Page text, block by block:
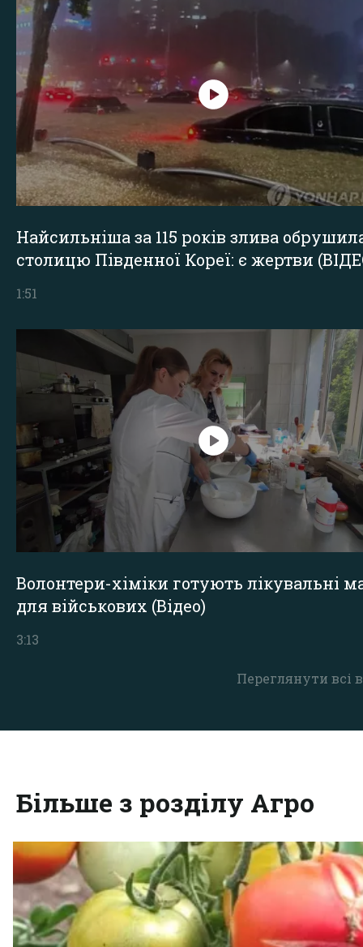
Переглянути всі
Найсильніша за 115 років злива
столицю Південної Кореї: є жертви
1:51
Волонтери-хіміки готують лікувальні
для військових (Відео)
3:13
Більше з розділу Агро